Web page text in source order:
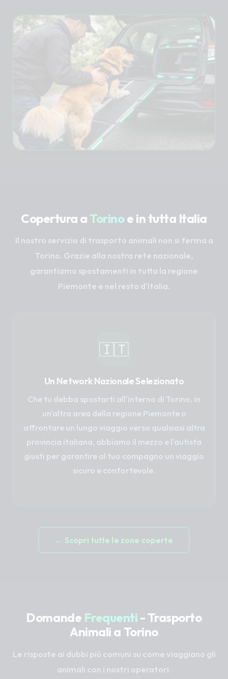
Copertura a Torinoe in tutta Italia
Il nostro servizio di trasporto animali non si ferma a
Torino. Grazie alla nostra rete nazionale,
garantiamo spostamenti in tutta la regione
Piemonte e nel resto d'Italia.
🇮🇹
Un Network Nazionale Selezionato
Che tu debba spostarti all'interno di Torino, in
un'altra area della regione Piemonte o
affrontare un lungo viaggio verso qualsiasi altra
provincia italiana, abbiamo il mezzo e l'autista
giusti per garantire al tuo compagno un viaggio
sicuro e confortevole.
← Scopri tutte le zone coperte
Domande Frequenti - Trasporto
Animali a Torino
Le risposte ai dubbi più comuni su come viaggiano gli
animali con i nostri operatori.